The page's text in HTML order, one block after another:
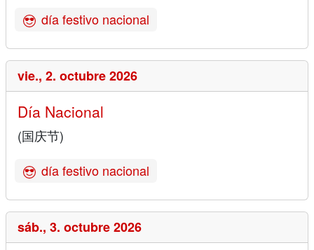
día festivo nacional
vie., 2. octubre 2026
Día Nacional
(国庆节)
día festivo nacional
sáb., 3. octubre 2026